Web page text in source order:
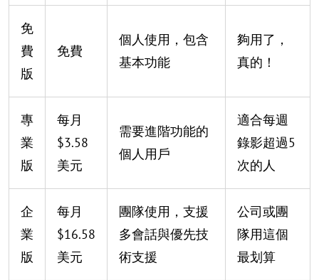
免
費
版
免費
個人使用，包含
基本功能
夠用了，
真的！
專
業
版
每月
$3.58
美元
需要進階功能的
個人用戶
適合每週
錄影超過5
次的人
企
業
版
每月
$16.58
美元
團隊使用，支援
多會話與優先技
術支援
公司或團
隊用這個
最划算